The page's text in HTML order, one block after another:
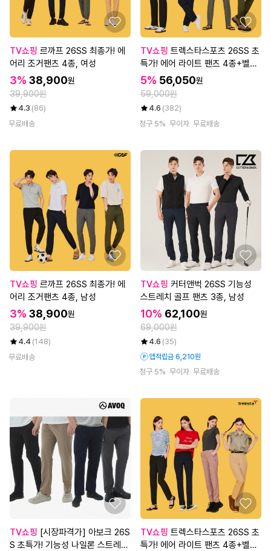
TV쇼핑
어리 조거팬츠 4종, 여성
3% 38,900원
39,900원
4.3 (86)
무료배송
TV쇼핑
특가! 에어 라이트 팬츠 4종+벨트
1종, 남성
5% 56,050원
59,000원
4.6 (382)
청구 5% 무이자 무료배송
TV쇼핑
어리 조거팬츠 4종, 남성
3% 38,900원
39,900원
4.4 (148)
무료배송
TV쇼핑
스트레치 골프 팬츠 3종, 남성
10% 62,100원
69,000원
4.6 (35)
앱적립금 6,210원
청구 5% 무이자 무료배송
TV쇼핑
S 초특가! 기능성 나일론 스트레치
TV쇼핑
특가! 에어 라이트 팬츠 4종+벨트